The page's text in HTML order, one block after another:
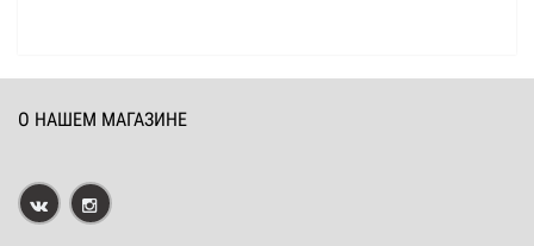
О НАШЕМ МАГАЗИНЕ